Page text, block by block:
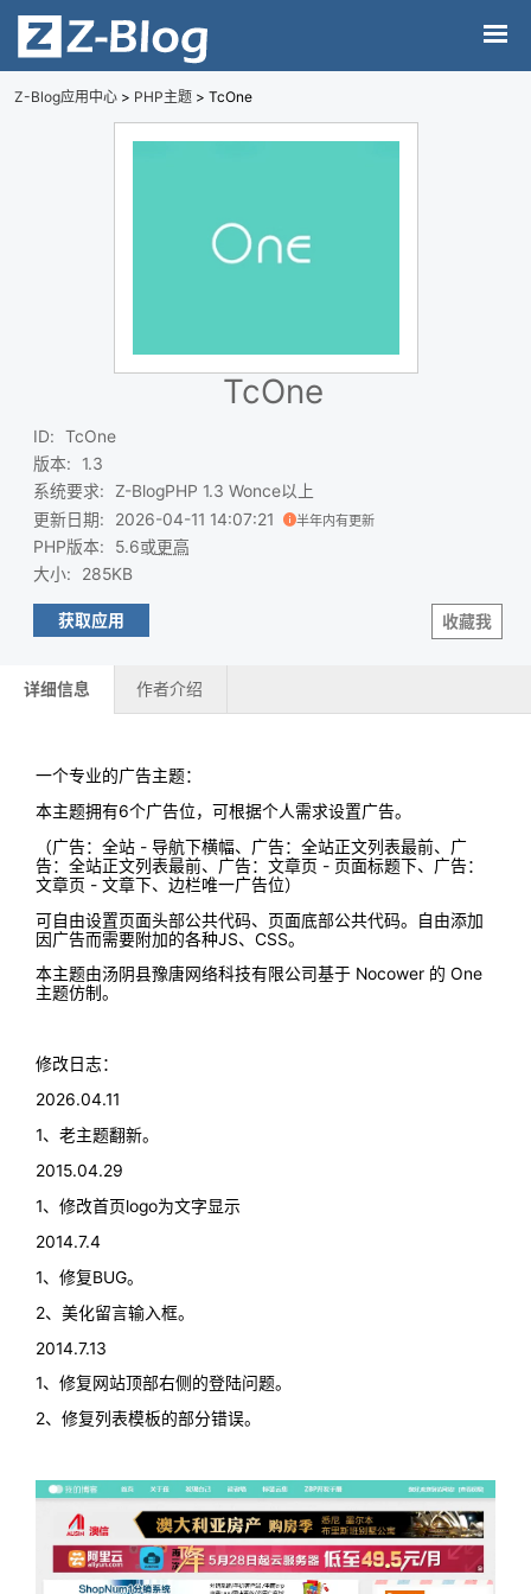
Z-Blog应用中心 > PHP主题 > TcOne
TcOne
ID:
TcOne
版本:
1.3
系统要求:
Z-BlogPHP 1.3 Wonce以上
更新日期: 2026-04-11 14:07:21 半年内有更新
PHP版本: 5.6或更高
大小: 285KB
收藏我
获取应用
详细信息 作者介绍
一个专业的广告主题：
本主题拥有6个广告位，可根据个人需求设置广告。
（广告：全站 - 导航下横幅、广告：全站正文列表最前、广
告：全站正文列表最前、广告：文章页 - 页面标题下、广告：
文章页 - 文章下、边栏唯一广告位）
可自由设置页面头部公共代码、页面底部公共代码。自由添加
因广告而需要附加的各种JS、CSS。
本主题由汤阴县豫唐网络科技有限公司基于 Nocower 的 One
主题仿制。
修改日志：
2026.04.11
1、老主题翻新。
2015.04.29
1、修改首页logo为文字显示
2014.7.4
1、修复BUG。
2、美化留言输入框。
2014.7.13
1、修复网站顶部右侧的登陆问题。
2、修复列表模板的部分错误。